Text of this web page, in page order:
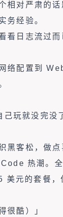
相对严肃的话
务经验。
看日志流过
络配置到
玩就没完没
黑客松，做点
热潮。
美元的套餐
很酷）」